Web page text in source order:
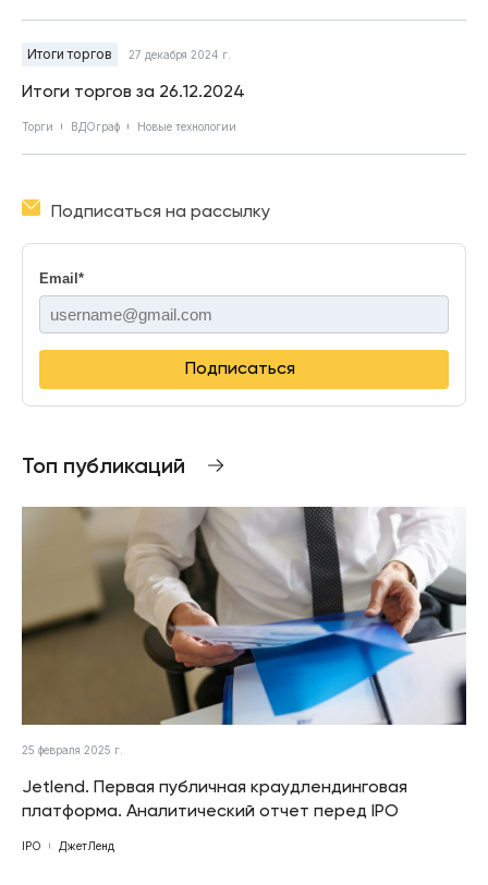
Итоги торгов 27 декабря 2024 г.
Итоги торгов за 26.12.2024
Торги ВДОграф Новые технологии
Подписаться на рассылку
Email *
Подписаться
Топ публикаций
25 февраля 2025 г.
Jetlend. Первая публичная краудлендинговая
платформа. Аналитический отчет перед IPO
IPO ДжетЛенд